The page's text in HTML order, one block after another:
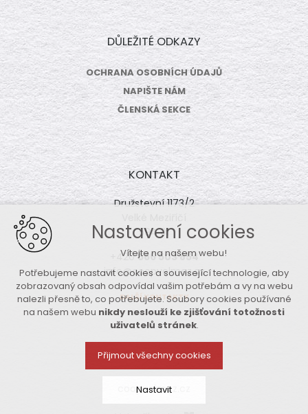
DŮLEŽITÉ ODKAZY
OCHRANA OSOBNÍCH ÚDAJŮ
NAPIŠTE NÁM
ČLENSKÁ SEKCE
KONTAKT
Družstevní 1173/2
594 01
+420566 503 854
info@coopvelmez.cz
DALŠÍ KONTAKTY
coopvelmez.cz
Nastavení cookies
Vítejte na našem webu!
Potřebujeme nastavit cookies a související technologie, aby
zobrazovaný obsah odpovídal vašim potřebám a vy na webu
nalezli přesně to, co potřebujete. Soubory cookies používané
na našem webu nikdy neslouží ke zjišťování totožnosti
uživatelů stránek.
Přijmout všechny cookies
Nastavit